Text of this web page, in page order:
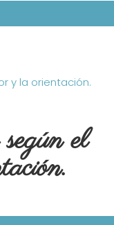
el